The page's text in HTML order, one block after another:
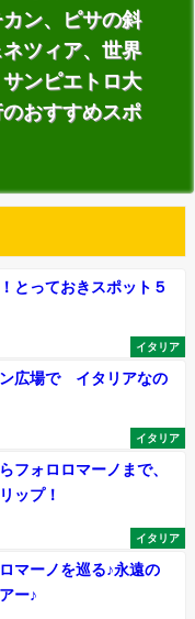
ン、ピサの斜
ツィア、世界
ンピエトロ大
おすすめスポ
イタリア
とっておきスポット５
イタリア
広場で イタリアなの
イタリア
フォロロマーノまで、
ップ！
マーノを巡る♪永遠の
ー♪